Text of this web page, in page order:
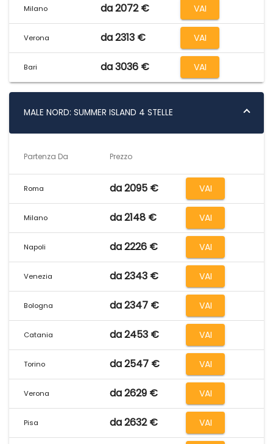
Milano da 2072 € VAI
Verona da 2313 € VAI
Bari da 3036 € VAI
MALE NORD: SUMMER ISLAND 4 STELLE
Partenza Da Prezzo
Roma da 2095 € VAI
Milano da 2148 € VAI
Napoli da 2226 € VAI
Venezia da 2343 € VAI
Bologna da 2347 € VAI
Catania da 2453 € VAI
Torino da 2547 € VAI
Verona da 2629 € VAI
Pisa da 2632 € VAI